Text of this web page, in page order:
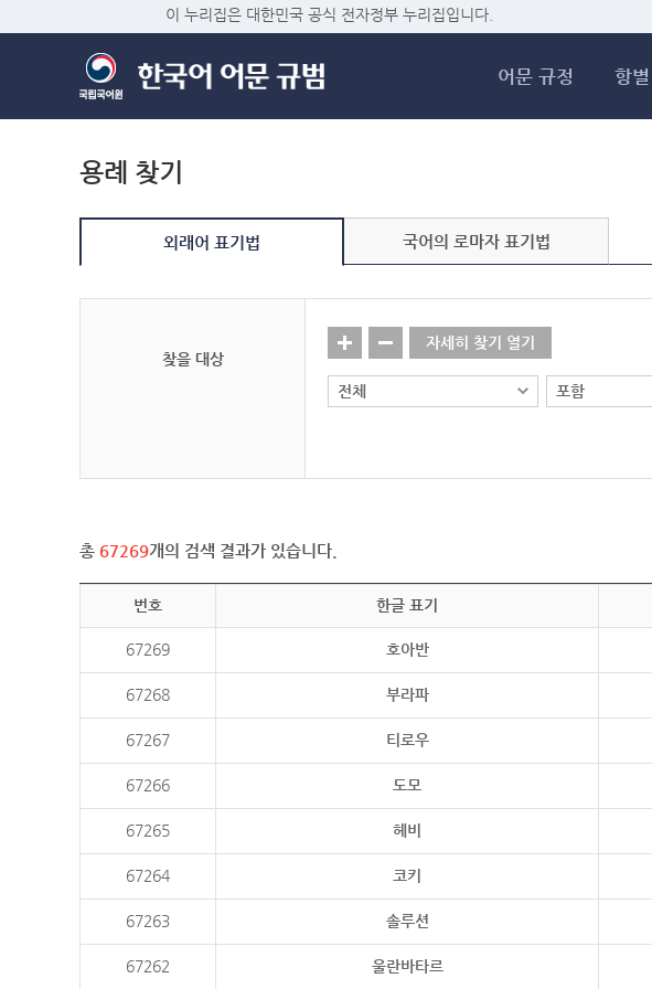
이 누리집은 대한민국 공식 전자정부 누리집입니다.
어문 규정 항
용례 찾기
외래어 표기법 국어의 로마자 표기법
찾을 대상
자세히 찾기 열기
총 67269개의 검색 결과가 있습니다.
번호 한글 표기
67269 호아반
67268 부라파
67267 티로우
67266 도모
67265 헤비
67264 코키
67263 솔루션
67262 울란바타르